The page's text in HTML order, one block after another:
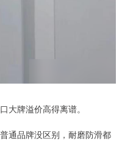
大牌溢价高得离谱。
通品牌没区别，耐磨防滑都